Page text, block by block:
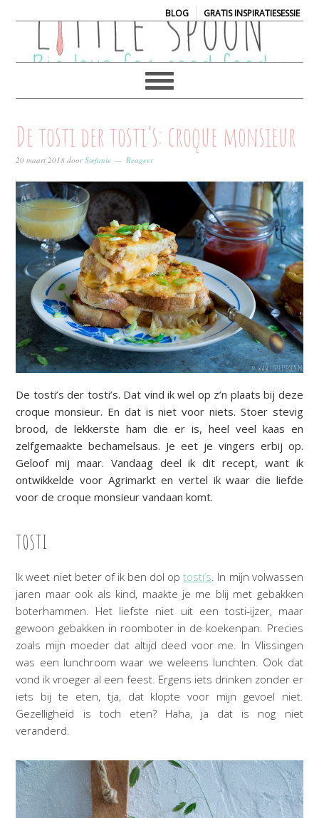
BLOG| GRATIS INSPIRATIESESSIE
De tosti der tosti’s: croque monsieur
20 maart 2018 doorStefanie Reageer
De tosti’s der tosti’s. Dat vind ik wel op z’n plaats bij deze
croque monsieur. En dat is niet voor niets. Stoer stevig
brood, de lekkerste ham die er is, heel veel kaas en
zelfgemaakte bechamelsaus. Je eet je vingers erbij op.
Geloof mij maar. Vandaag deel ik dit recept, want ik
ontwikkelde voor Agrimarkt en vertel ik waar die liefde
voor de croque monsieur vandaan komt.
TOSTI
Ik weet niet beter of ik ben dol optosti’s . In mijn volwassen
jaren maar ook als kind, maakte je me blij met gebakken
boterhammen. Het liefste niet uit een tosti-ijzer, maar
gewoon gebakken in roomboter in de koekenpan. Precies
zoals mijn moeder dat altijd deed voor me. In Vlissingen
was een lunchroom waar we weleens lunchten. Ook dat
vond ik vroeger al een feest. Ergens iets drinken zonder er
iets bij te eten, tja, dat klopte voor mijn gevoel niet.
Gezelligheid is toch eten? Haha, ja dat is nog niet
veranderd.